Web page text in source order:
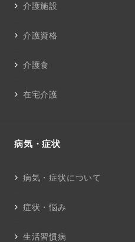
介護施設
介護資格
介護食
在宅介護
病気・症状
病気・症状について
症状・悩み
生活習慣病